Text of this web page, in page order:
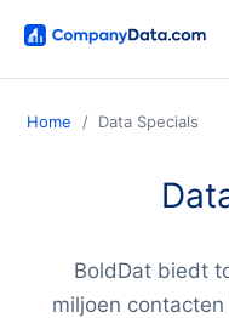
Home Data Specials
BoldDat biedt
miljoen